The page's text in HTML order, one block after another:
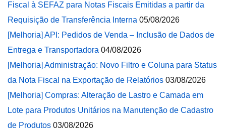
Fiscal à SEFAZ para Notas Fiscais Emitidas a partir da
Requisição de Transferência Interna 05/08/2026
[Melhoria] API: Pedidos de Venda – Inclusão de Dados de
Entrega e Transportadora 04/08/2026
[Melhoria] Administração: Novo Filtro e Coluna para Status
da Nota Fiscal na Exportação de Relatórios 03/08/2026
[Melhoria] Compras: Alteração de Lastro e Camada em
Lote para Produtos Unitários na Manutenção de Cadastro
de Produtos 03/08/2026